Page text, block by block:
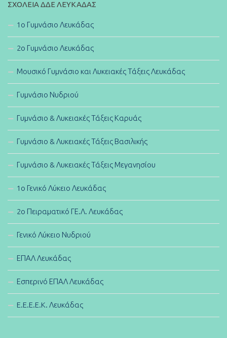
ΣΧΟΛΕΊΑ ΔΔΕ ΛΕΥΚΆΔΑΣ
1ο Γυμνάσιο Λευκάδας
2ο Γυμνάσιο Λευκάδας
Μουσικό Γυμνάσιο και Λυκειακές Τάξεις Λευκάδας
Γυμνάσιο Νυδριού
Γυμνάσιο & Λυκειακές Τάξεις Καρυάς
Γυμνάσιο & Λυκειακές Τάξεις Βασιλικής
Γυμνάσιο & Λυκειακές Τάξεις Μεγανησίου
1ο Γενικό Λύκειο Λευκάδας
2ο Πειραματικό ΓΕ.Λ. Λευκάδας
Γενικό Λύκειο Νυδριού
ΕΠΑΛ Λευκάδας
Εσπερινό ΕΠΑΛ Λευκάδας
E.E.E.E.K. Λευκάδας